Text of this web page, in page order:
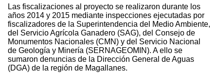
Las fiscalizaciones al proyecto se realizaron durante los
años 2014 y 2015 mediante inspecciones ejecutadas por
fiscalizadores de la Superintendencia del Medio Ambiente,
del Servicio Agrícola Ganadero (SAG), del Consejo de
Monumentos Nacionales (CMN) y del Servicio Nacional
de Geología y Minería (SERNAGEOMIN). A ello se
sumaron denuncias de la Dirección General de Aguas
(DGA) de la región de Magallanes.